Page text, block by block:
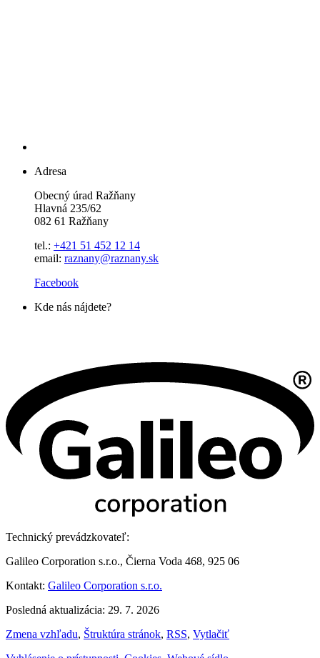
Adresa
Obecný úrad Ražňany
Hlavná 235/62
082 61 Ražňany
tel.: +421 51 452 12 14
email: raznany@raznany.sk
Facebook
Kde nás nájdete?
Technický prevádzkovateľ:
Galileo Corporation s.r.o., Čierna Voda 468, 925 06
Kontakt: Galileo Corporation s.r.o.
Posledná aktualizácia: 29. 7. 2026
Zmena vzhľadu, Štruktúra stránok, RSS, Vytlačiť